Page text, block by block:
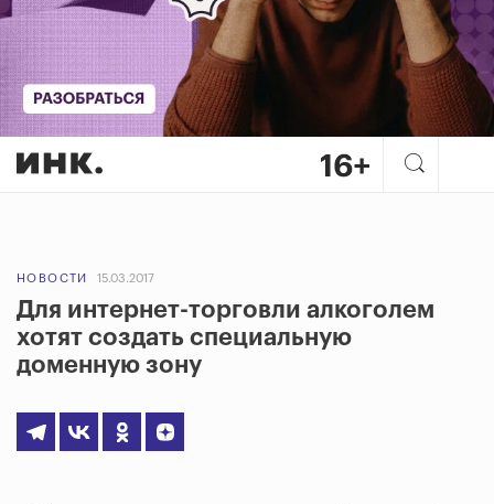
НОВОСТИ 15.03.2017
Для интернет-торговли алкоголем
хотят создать специальную
доменную зону